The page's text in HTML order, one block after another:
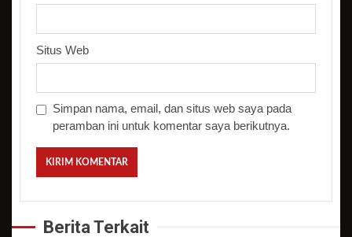
Situs Web
Simpan nama, email, dan situs web saya pada
peramban ini untuk komentar saya berikutnya.
Berita Terkait